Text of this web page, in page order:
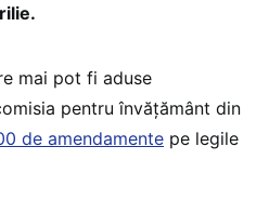
mai pot fi aduse
pentru învățământ din
de amendamente pe legile